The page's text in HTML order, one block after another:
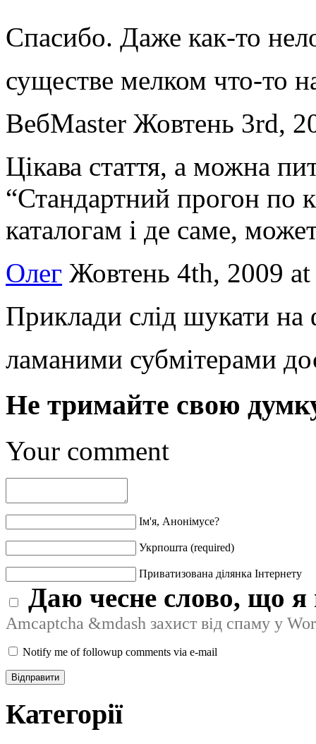
Спасибо. Даже как-то
существе мелком что-то
ВебMaster Жовтень 3rd,
Цікава стаття, а можна
“Стандартний прогон по
каталогам і де саме,
Олег Жовтень 4th, 2009
Приклади слід шукати на
ламаними субмітерами
Не тримайте свою
Your comment
Ім'я, Анонімусе?
Укрпошта (required)
Приватизована ділянка Інтернету
Даю чесне слово, що я
Amcaptcha &mdash захист від спаму у
Notify me of followup comments via e-mail
Категорії